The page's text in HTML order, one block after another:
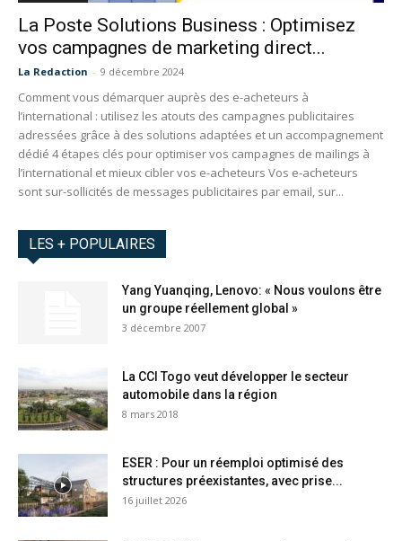
La Poste Solutions Business : Optimisez
vos campagnes de marketing direct...
La Redaction - 9 décembre 2024
Comment vous démarquer auprès des e-acheteurs à
l’international : utilisez les atouts des campagnes publicitaires
adressées grâce à des solutions adaptées et un accompagnement
dédié 4 étapes clés pour optimiser vos campagnes de mailings à
l’international et mieux cibler vos e-acheteurs Vos e-acheteurs
sont sur-sollicités de messages publicitaires par email, sur...
LES + POPULAIRES
Yang Yuanqing, Lenovo: « Nous voulons être
un groupe réellement global »
3 décembre 2007
La CCI Togo veut développer le secteur
automobile dans la région
8 mars 2018
ESER : Pour un réemploi optimisé des
structures préexistantes, avec prise...
16 juillet 2026